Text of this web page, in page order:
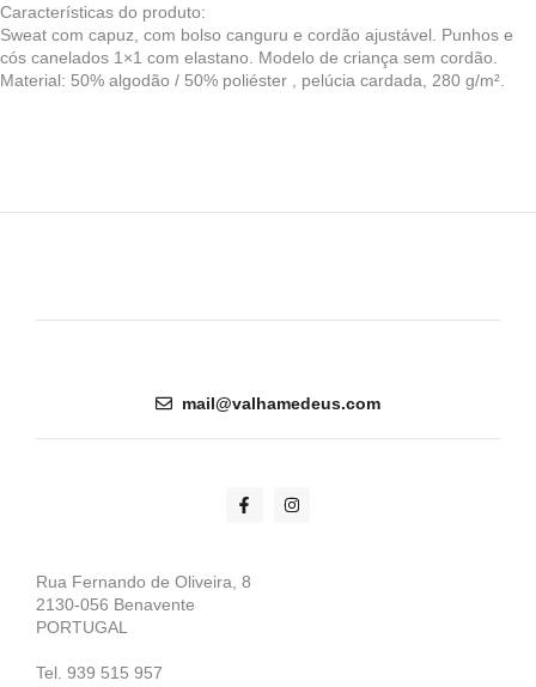
Características do produto:
Sweat com capuz, com bolso canguru e cordão ajustável. Punhos e
cós canelados 1×1 com elastano. Modelo de criança sem cordão.
Material: 50% algodão / 50% poliéster , pelúcia cardada, 280 g/m².
mail@valhamedeus.com
Rua Fernando de Oliveira, 8
2130-056 Benavente
PORTUGAL
Tel. 939 515 957